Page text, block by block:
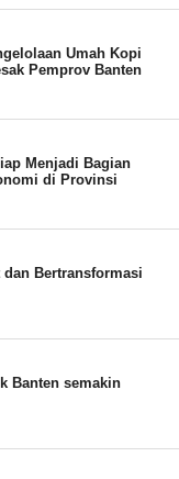
1 Kota Serang
karena
Didik Baru (PPDB)
terpaksa
Namun,
kursi, dan
tersebut
dua ruang
PPDB
namanya
SMPN 1 Kota
zonasi. Namun,
belajar karena
Umah Kopi
Pemprov Banten
Menjadi Bagian
di Provinsi
dan Bertransformasi
Banten semakin